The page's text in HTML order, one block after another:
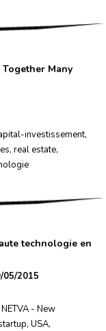
Many
investissement,
, real estate,
technologie en
05/2015
NETVA - New
, USA,